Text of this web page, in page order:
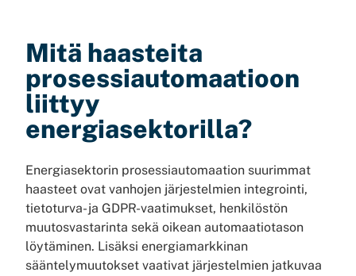
Mitä haasteita
prosessiautomaatioon
liittyy
energiasektorilla?
Energiasektorin prosessiautomaation suurimmat
haasteet ovat vanhojen järjestelmien integrointi,
tietoturva- ja GDPR-vaatimukset, henkilöstön
muutosvastarinta sekä oikean automaatiotason
löytäminen. Lisäksi energiamarkkinan
sääntelymuutokset vaativat järjestelmien jatkuvaa